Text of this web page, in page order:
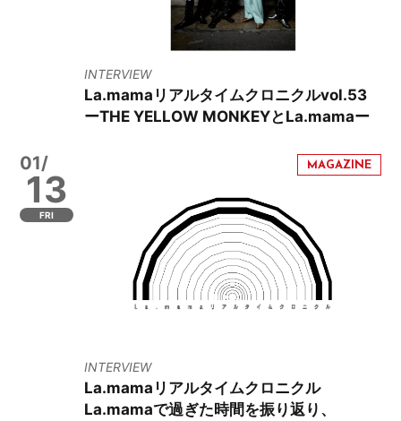
INTERVIEW
La.mamaリアルタイムクロニクルvol.53
ーTHE YELLOW MONKEYとLa.mamaー
01/
13
FRI
INTERVIEW
La.mamaリアルタイムクロニクル
La.mamaで過ぎた時間を振り返り、